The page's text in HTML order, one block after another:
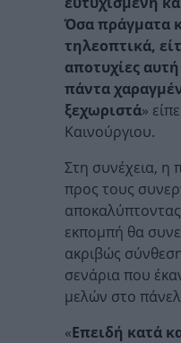
Όσα πράγματα
τηλεοπτικά,
αποτυχίες
πάντα
ξεχωριστά»
Καινούργιου.
Στη συνέχεια, η
προς τους
εκπομπή θα
ακριβώς
σενάρια που
μελών στο
«Επειδή κατά